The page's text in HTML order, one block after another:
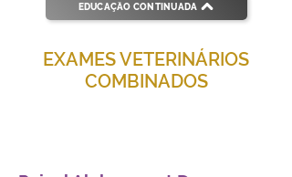
EDUCAÇÃO CONTINUADA
EXAMES VETERINÁRIOS
COMBINADOS